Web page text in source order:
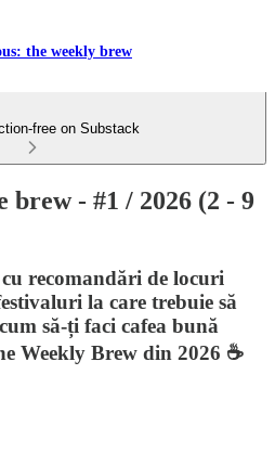
the weekly brew
free on Substack
brew - #1 / 2026 (2 - 9
recomandări de locuri
la care trebuie să
să-ți faci cafea bună
Weekly Brew din 2026 ☕